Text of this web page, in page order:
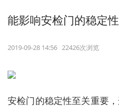
能影响安检门的稳定
2019-09-28 14:56 22426次浏览
安检门的稳定性至关重要